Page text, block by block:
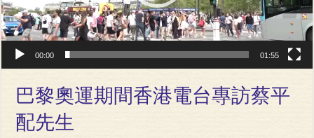
00:00 01:55
巴黎奧運期間香港電台專訪蔡平
配先生